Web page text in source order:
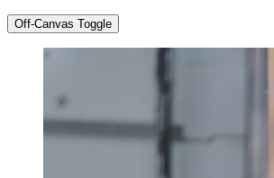
Off-Canvas Toggle